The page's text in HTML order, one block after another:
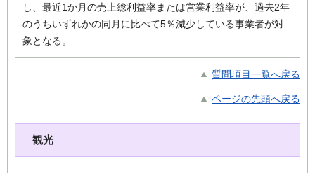
し、最近1か月の売上総利益率または営業利益率が、過去2年
のうちいずれかの同月に比べて5％減少している事業者が対
象となる。
質問項目一覧へ戻る
ページの先頭へ戻る
観光